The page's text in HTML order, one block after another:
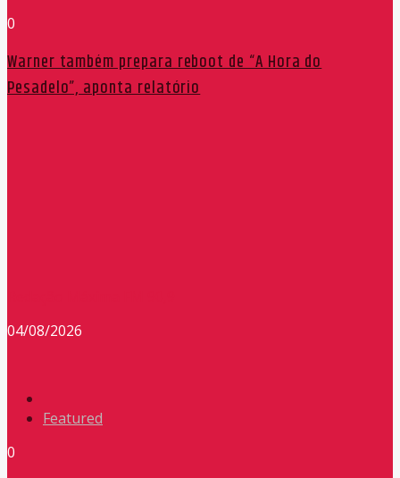
0
Warner também prepara reboot de “A Hora do
Pesadelo”, aponta relatório
04/08/2026
Featured
0